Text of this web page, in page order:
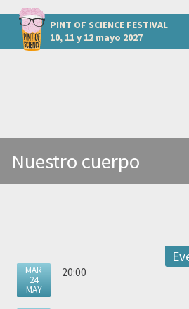
PINT OF SCIENCE FESTIVAL
10, 11 y 12 mayo 2027
otros eventos ASTURIAS - Oviedo
Nuestro cuerpo
MAR
24
MAY
20:00